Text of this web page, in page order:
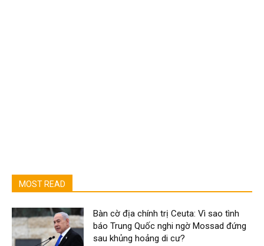
MOST READ
Bàn cờ địa chính trị Ceuta: Vì sao tình
báo Trung Quốc nghi ngờ Mossad đứng
sau khủng hoảng di cư?